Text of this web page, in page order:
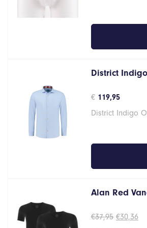
District
€ 119,95
District Indigo
Alan Red
€37,95 €30,36